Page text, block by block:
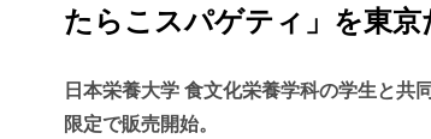
たらこスパゲティ」を東京
日本栄養大学 食文化栄養学科の学生と共
限定で販売開始。